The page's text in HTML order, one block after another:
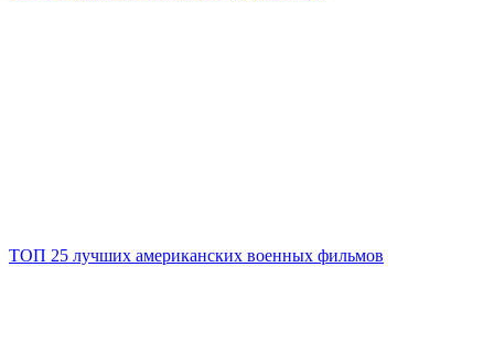
ТОП 25 лучших американских военных фильмов